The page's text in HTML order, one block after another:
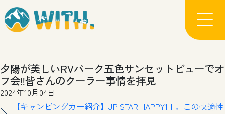
夕陽が美しいRVパーク五色サンセットビューでオ
フ会‼️皆さんのクーラー事情を拝見
2024年10月04日
【キャンピングカー紹介】JP STAR HAPPY1+。この快適性